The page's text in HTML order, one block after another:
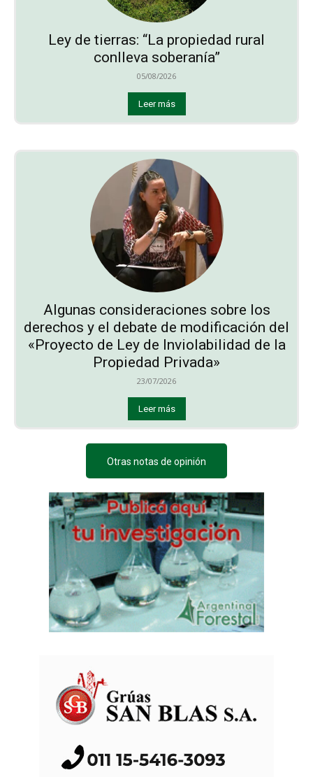
Ley de tierras: “La propiedad rural
conlleva soberanía”
05/08/2026
Leer más
Algunas consideraciones sobre los
derechos y el debate de modificación del
«Proyecto de Ley de Inviolabilidad de la
Propiedad Privada»
23/07/2026
Leer más
Otras notas de opinión